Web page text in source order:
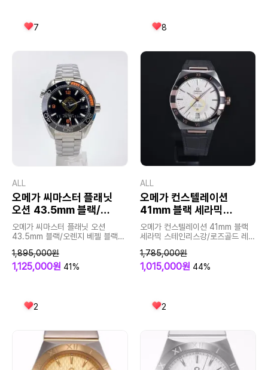
7 8
ALL
오메가 씨마스터 플래닛
오션 43.5mm 블랙/
오렌지 베젤 블랙 다이얼
오메가 씨마스터 플래닛 오션
43.5mm 블랙/오렌지 베젤 블랙
1,895,000원
1,125,000원 41%
2
ALL
오메가 컨스텔레이션
41mm 블랙 세라믹
스테인리스강/로즈골드
레더 스트랩
오메가 컨스텔레이션 41mm 블랙
세라믹 스테인리스강/로즈골드 레더
1,785,000원
1,015,000원 44%
2